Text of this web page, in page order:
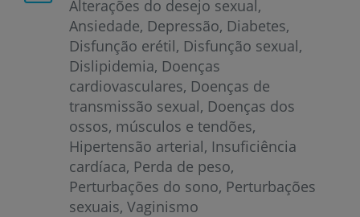
Alterações do desejo sexual
Ansiedade Depressão Diabetes
Disfunção erétil Disfunção sexual
Dislipidemia Doenças
cardiovasculares Doenças de
transmissão sexual Doenças dos
ossos, músculos e tendões
Hipertensão arterial Insuficiência
cardíaca Perda de peso
Perturbações do sono Perturbações
sexuais Vaginismo